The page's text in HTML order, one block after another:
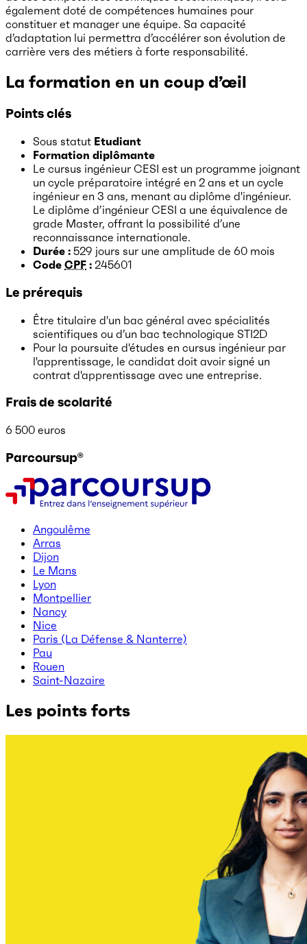
également doté de compétences humaines pour
constituer et manager une équipe. Sa capacité
d’adaptation lui permettra d’accélérer son évolution de
carrière vers des métiers à forte responsabilité.
La formation en un coup d’œil
Points clés
Sous statut Etudiant
Formation diplômante
Le cursus ingénieur CESI est un programme joignant
un cycle préparatoire intégré en 2 ans et un cycle
ingénieur en 3 ans, menant au diplôme d'ingénieur.
Le diplôme d’ingénieur CESI a une équivalence de
grade Master, offrant la possibilité d’une
reconnaissance internationale.
Durée : 529 jours sur une amplitude de 60 mois
Code CPF : 245601
Le prérequis
Être titulaire d'un bac général avec spécialités
scientifiques ou d’un bac technologique STI2D
Pour la poursuite d'études en cursus ingénieur par
l'apprentissage, le candidat doit avoir signé un
contrat d'apprentissage avec une entreprise.
Frais de scolarité
6 500 euros
Parcoursup®
Angoulême
Arras
Dijon
Le Mans
Lyon
Montpellier
Nancy
Nice
Paris (La Défense & Nanterre)
Pau
Rouen
Saint-Nazaire
Les points forts